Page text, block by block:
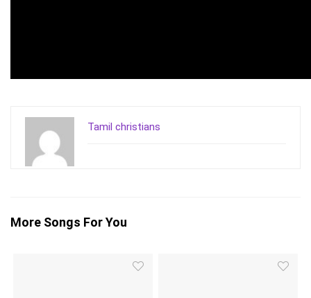
Tamil christians
More Songs For You